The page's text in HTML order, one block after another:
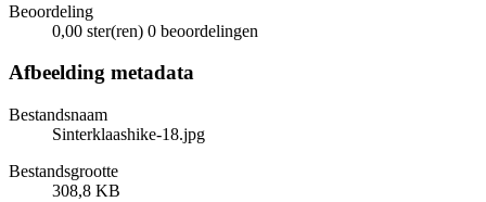
Beoordeling
0,00 ster(ren) 0 beoordelingen
Afbeelding metadata
Bestandsnaam
Sinterklaashike-18.jpg
Bestandsgrootte
308,8 KB